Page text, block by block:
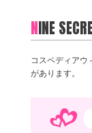
NINE
コスペディアウ
があります。